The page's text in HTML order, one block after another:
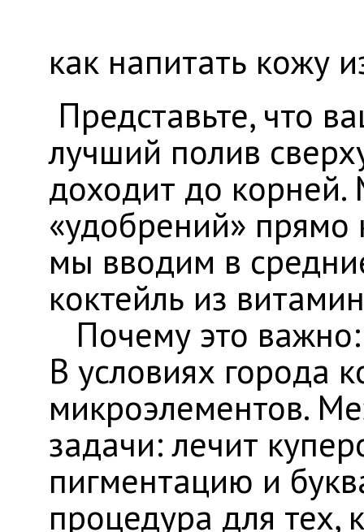
как напитать кожу
Представьте, что
лучший полив
доходит до корней.
«удобрений»
мы вводим в
коктейль из
​Почему это важно:
В условиях города
микроэлементов.
задачи: лечит
пигментацию и
процедура для тех,